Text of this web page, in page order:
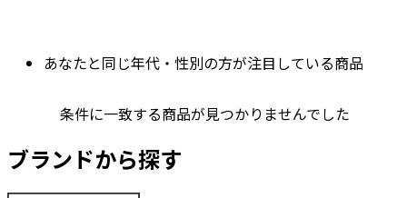
あなたと同じ年代・性別の方が注目している商品
条件に一致する商品が見つかりませんでした
ブランドから探す